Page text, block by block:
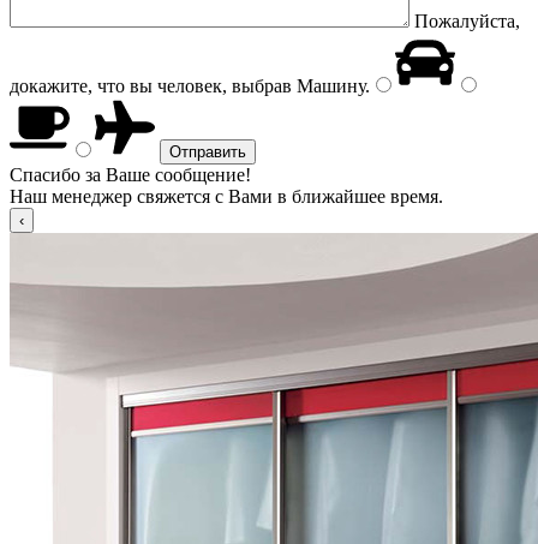
Пожалуйста,
докажите, что вы человек, выбрав Машину.
Спасибо за Ваше сообщение!
Наш менеджер свяжется с Вами в ближайшее время.